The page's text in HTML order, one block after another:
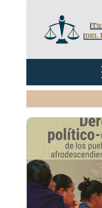
Inicio
Sentencias y Acuerdos
Justicia Digital
Transparencia
CAPS